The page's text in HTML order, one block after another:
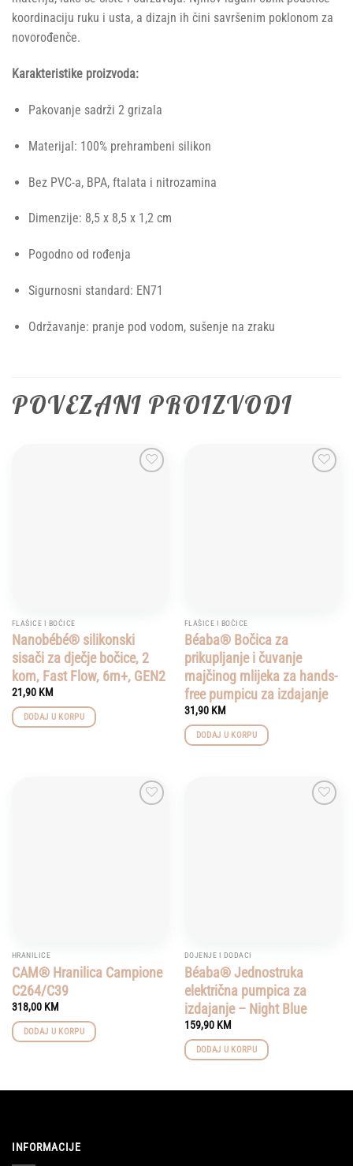
koordinaciju ruku i usta, a dizajn ih čini savršenim poklonom za
novorođenče.
Karakteristike proizvoda:
Pakovanje sadrži 2 grizala
Materijal: 100% prehrambeni silikon
Bez PVC-a, BPA, ftalata i nitrozamina
Dimenzije: 8,5 x 8,5 x 1,2 cm
Pogodno od rođenja
Sigurnosni standard: EN71
Održavanje: pranje pod vodom, sušenje na zraku
POVEZANI PROIZVODI
FLAŠICE I BOČICE
Nanobébé® silikonski
sisači za dječje bočice, 2
kom, Fast Flow, 6m+, GEN2
21,90 KM
DODAJ U KORPU
FLAŠICE I BOČICE
Béaba® Bočica za
prikupljanje i čuvanje
majčinog mlijeka za hands-
free pumpicu za izdajanje
31,90 KM
DODAJ U KORPU
HRANILICE
CAM® Hranilica Campione
C264/C39
318,00 KM
DODAJ U KORPU
DOJENJE I DODACI
Béaba® Jednostruka
električna pumpica za
izdajanje – Night Blue
159,90 KM
DODAJ U KORPU
INFORMACIJE